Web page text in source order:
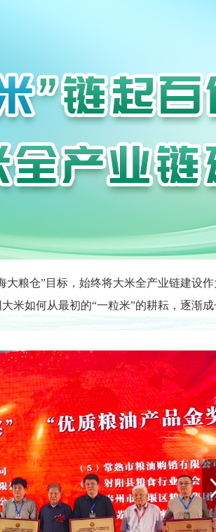
大粮仓”目标，始终将大米全产业链建设
米如何从最初的“一粒米”的耕耘，逐渐